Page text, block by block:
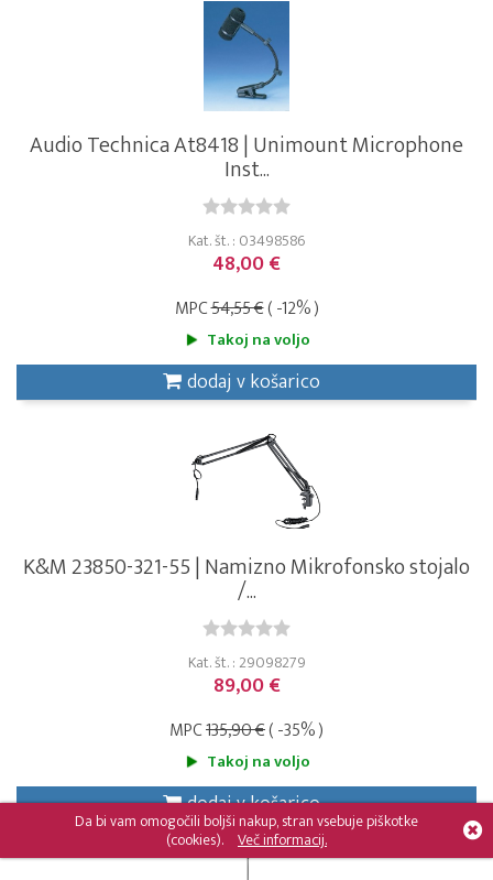
Audio Technica At8418 | Unimount Microphone
Inst...
Kat. št. : 03498586
48,00 €
MPC54,55 €( -12% )
Takoj na voljo
dodaj v košarico
K&M 23850-321-55 | Namizno Mikrofonsko stojalo
/...
Kat. št. : 29098279
89,00 €
MPC135,90 €( -35% )
Takoj na voljo
dodaj v košarico
Da bi vam omogočili boljši nakup, stran vsebuje piškotke
(cookies). Več informacij.